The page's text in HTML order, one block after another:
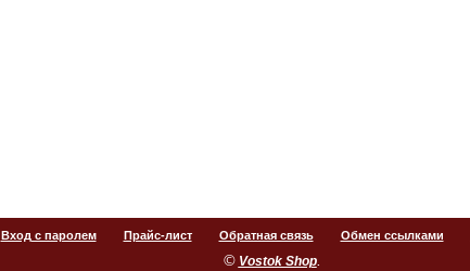
Вход с паролем Прайс-лист Обратная связь Обмен ссылками
© Vostok Shop.